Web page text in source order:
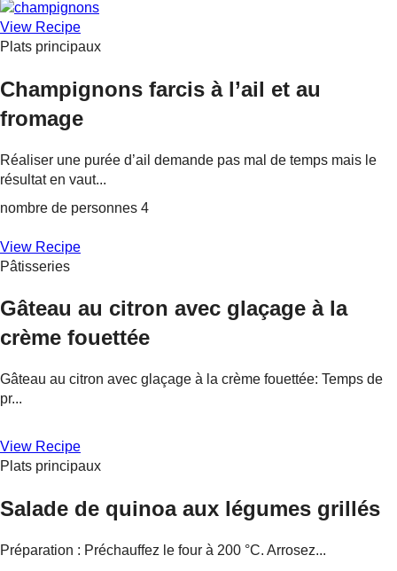
View Recipe
Plats principaux
Champignons farcis à l’ail et au
fromage
Réaliser une purée d’ail demande pas mal de temps mais le
résultat en vaut...
nombre de personnes 4
View Recipe
Pâtisseries
Gâteau au citron avec glaçage à la
crème fouettée
Gâteau au citron avec glaçage à la crème fouettée: Temps de
pr...
View Recipe
Plats principaux
Salade de quinoa aux légumes grillés
Préparation : Préchauffez le four à 200 °C. Arrosez...